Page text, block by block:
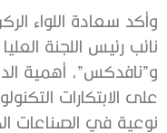
وأكد سعادة اللواء
نائب رئيس اللجنة
و”نافدكس”، أهمية
على الابتكارات
نوعية في الصناعات